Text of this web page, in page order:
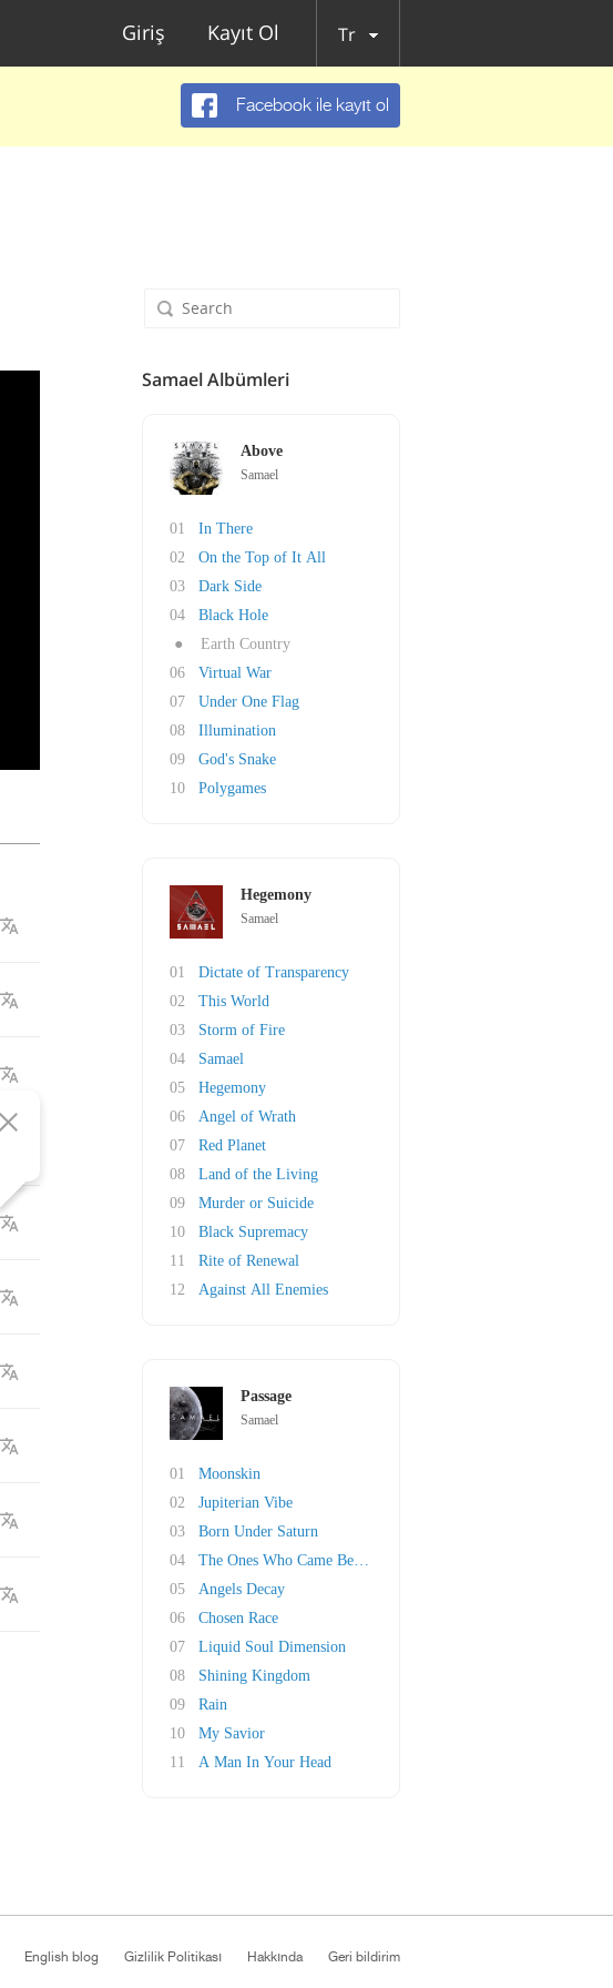
Giriş Kayıt Ol Tr
Facebook ile kayıt ol
Samael Albümleri
Above
Samael
01
In There
02
On the Top of It All
03
Dark Side
04
Black Hole
●
Earth Country
06
Virtual War
07
Under One Flag
08
Illumination
09
God's Snake
10
Polygames
Hegemony
Samael
01
Dictate of Transparency
02
This World
03
Storm of Fire
04
Samael
05
Hegemony
06
Angel of Wrath
07
Red Planet
08
Land of the Living
09
Murder or Suicide
10
Black Supremacy
11
Rite of Renewal
12
Against All Enemies
Passage
Samael
01
Moonskin
02
Jupiterian Vibe
03
Born Under Saturn
04
The Ones Who Came Before
05
Angels Decay
06
Chosen Race
07
Liquid Soul Dimension
08
Shining Kingdom
09
Rain
10
My Savior
11
A Man In Your Head
English blog Gizlilik Politikası Hakkında Geri bildirim